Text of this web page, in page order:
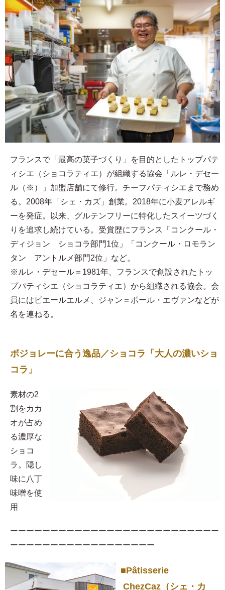
フランスで「最高の菓子づくり」を目的としたトップパテ
ィシエ（ショコラティエ）が組織する協会「ルレ・デセー
ル（※）」加盟店舗にて修行。チーフパティシエまで務め
る。2008年「シェ・カズ」創業。2018年に小麦アレルギ
ーを発症。以来、グルテンフリーに特化したスイーツづく
りを追求し続けている。受賞歴にフランス「コンクール・
ディジョン ショコラ部門1位」「コンクール・ロモラン
タン アントルメ部門2位」など。
※ルレ・デセール＝1981年、フランスで創設されたトッ
プパティシエ（ショコラティエ）から組織される協会。会
員にはピエールエルメ、ジャン＝ポール・エヴァンなどが
名を連ねる。
ボジョレーに合う逸品／ショコラ「大人の濃いショ
コラ」
素材の2
割をカカ
オが占め
る濃厚な
ショコ
ラ。隠し
味に八丁
味噌を使
用​
ーーーーーーーーーーーーーーーーーーーーーーーーーー
ーーーーーーーーーーーーーーーーーー
■Pâtisserie
ChezCaz（シェ・カ